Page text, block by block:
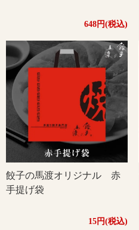
648円(税込)
餃子の馬渡オリジナル 赤
手提げ袋
15円(税込)